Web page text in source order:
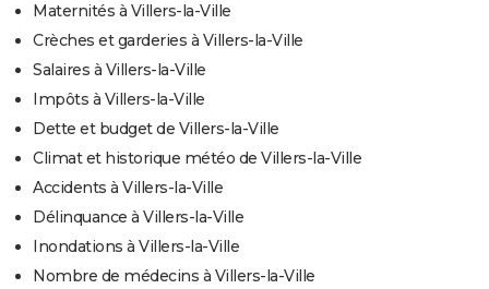
Maternités à Villers-la-Ville
Crèches et garderies à Villers-la-Ville
Salaires à Villers-la-Ville
Impôts à Villers-la-Ville
Dette et budget de Villers-la-Ville
Climat et historique météo de Villers-la-Ville
Accidents à Villers-la-Ville
Délinquance à Villers-la-Ville
Inondations à Villers-la-Ville
Nombre de médecins à Villers-la-Ville